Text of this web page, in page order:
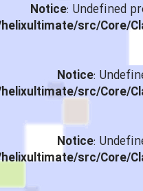
Notice: Undefined
src/Core/
Notice:
src/Core/
Notice:
src/Core/